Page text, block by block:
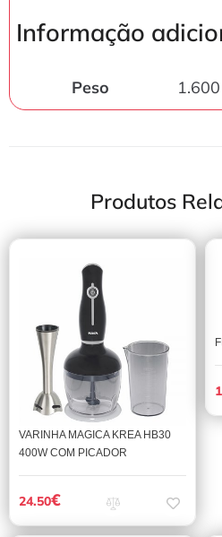
Informação
Peso
Produtos
VARINHA MAGICA KREA HB30
400W COM PICADOR
24.50€